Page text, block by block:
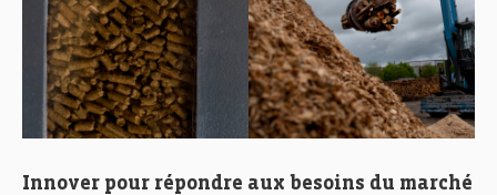
Innover pour répondre aux besoins du marché